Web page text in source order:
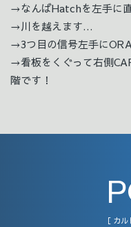
→なんばHatchを左手に直
→川を越えます…
→3つ目の信号左手に
→看板をくぐって右側
階です！
［ カ